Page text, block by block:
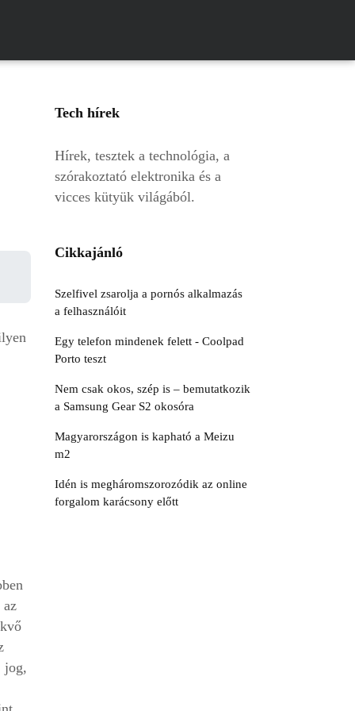
az
jog,
Tech hírek
Hírek, tesztek a technológia, a
szórakoztató elektronika és a
vicces kütyük világából.
Cikkajánló
Szelfivel zsarolja a pornós alkalmazás
a felhasználóit
Egy telefon mindenek felett - Coolpad
Porto teszt
Nem csak okos, szép is – bemutatkozik
a Samsung Gear S2 okosóra
Magyarországon is kapható a Meizu
m2
Idén is megháromszorozódik az online
forgalom karácsony előtt